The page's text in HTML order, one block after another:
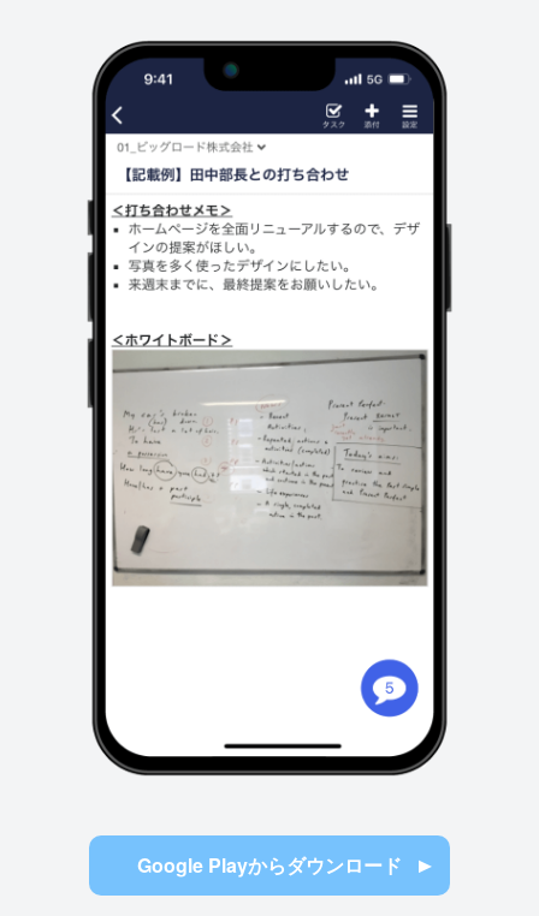
Google Playからダウンロード